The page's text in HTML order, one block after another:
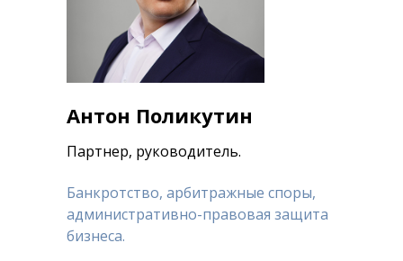
Антон Поликутин
Партнер, руководитель.
Банкротство, арбитражные споры,
административно-правовая защита
бизнеса.